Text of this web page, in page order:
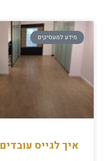
מידע למעסיקים
איך לגייס עובדים